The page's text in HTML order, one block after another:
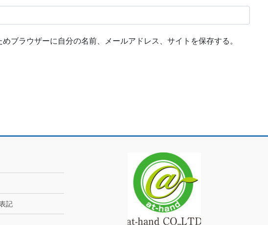
ブラウザーに自分の名前、メールアドレス、サイトを保存する。
記